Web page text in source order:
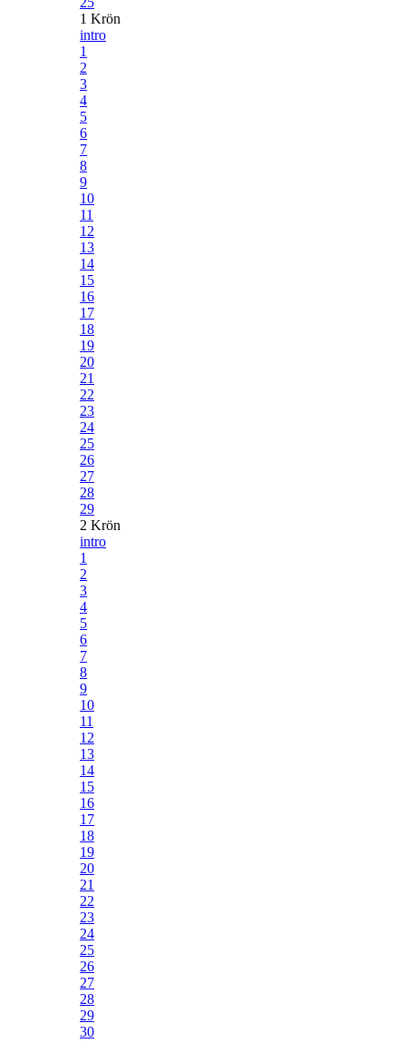
1 Krön
intro
1
2
3
4
5
6
7
8
9
10
11
12
13
14
15
16
17
18
19
20
21
22
23
24
25
26
27
28
29
2 Krön
intro
1
2
3
4
5
6
7
8
9
10
11
12
13
14
15
16
17
18
19
20
21
22
23
24
25
26
27
28
29
30